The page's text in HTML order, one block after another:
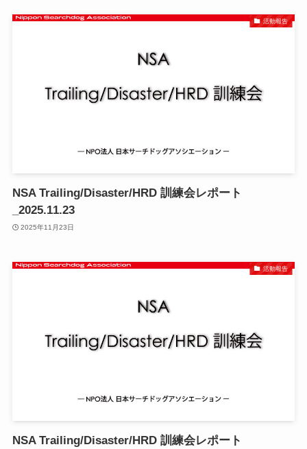
活動報告
NSA Trailing/Disaster/HRD 訓練会レポート
_2025.11.23
2025年11月23日
活動報告
NSA Trailing/Disaster/HRD 訓練会レポート